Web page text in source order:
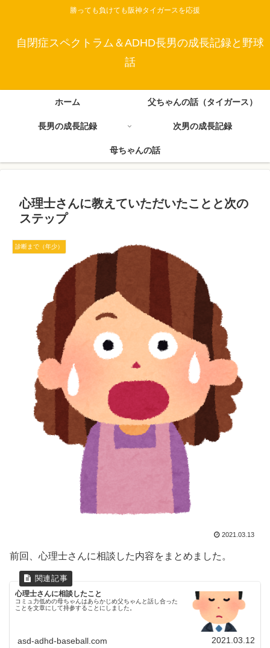
勝っても負けても阪神タイガースを応援
自閉症スペクトラム＆ADHD長男の成長記録と野球
話
ホーム 父ちゃんの話（タイガース）
長男の成長記録 次男の成長記録
母ちゃんの話
心理士さんに教えていただいたことと次の
ステップ
診断まで（年少）
2021.03.13
前回、心理士さんに相談した内容をまとめました。
心理士さんに相談したこと
コミュ力低めの母ちゃんはあらかじめ父ちゃんと話し合った
ことを文章にして持参することにしました。
asd-adhd-baseball.com 2021.03.12